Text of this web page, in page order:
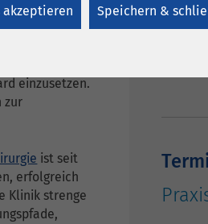
akzeptieren Speichern &
mit
einzusetzen.
zur
ist seit
erfolgreich
Klinik strenge